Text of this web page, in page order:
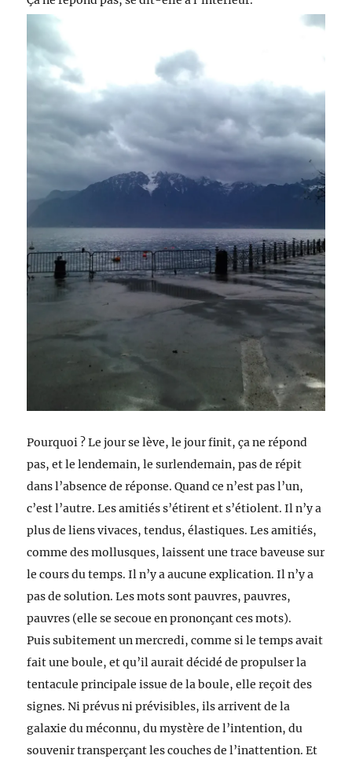
Pourquoi ? Le jour se lève, le jour finit, ça ne répond
pas, et le lendemain, le surlendemain, pas de répit
dans l’absence de réponse. Quand ce n’est pas l’un,
c’est l’autre. Les amitiés s’étirent et s’étiolent. Il n’y a
plus de liens vivaces, tendus, élastiques. Les amitiés,
comme des mollusques, laissent une trace baveuse sur
le cours du temps. Il n’y a aucune explication. Il n’y a
pas de solution. Les mots sont pauvres, pauvres,
pauvres (elle se secoue en prononçant ces mots).
Puis subitement un mercredi, comme si le temps avait
fait une boule, et qu’il aurait décidé de propulser la
tentacule principale issue de la boule,elle reçoit des
signes. Ni prévus ni prévisibles, ils arrivent de la
galaxie du méconnu, du mystère de l’intention, du
souvenir transperçant les couches de l’inattention. Et